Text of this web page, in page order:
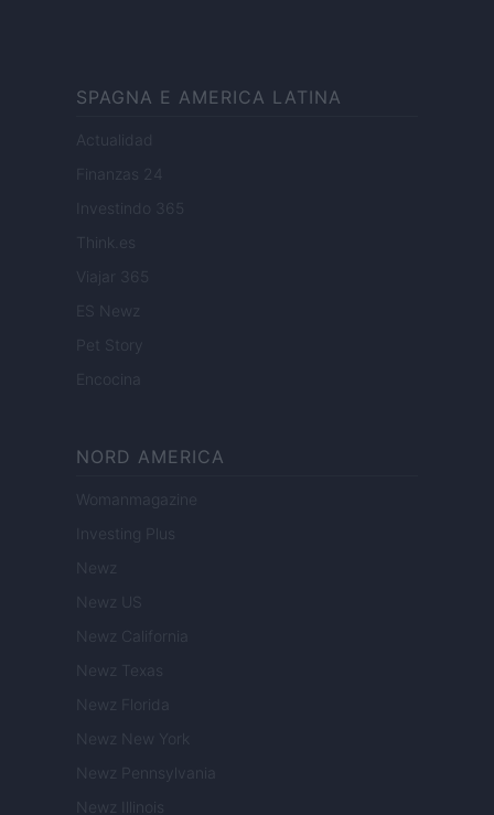
SPAGNA E AMERICA LATINA
Actualidad
Finanzas 24
Investindo 365
Think.es
Viajar 365
ES Newz
Pet Story
Encocina
NORD AMERICA
Womanmagazine
Investing Plus
Newz
Newz US
Newz California
Newz Texas
Newz Florida
Newz New York
Newz Pennsylvania
Newz Illinois